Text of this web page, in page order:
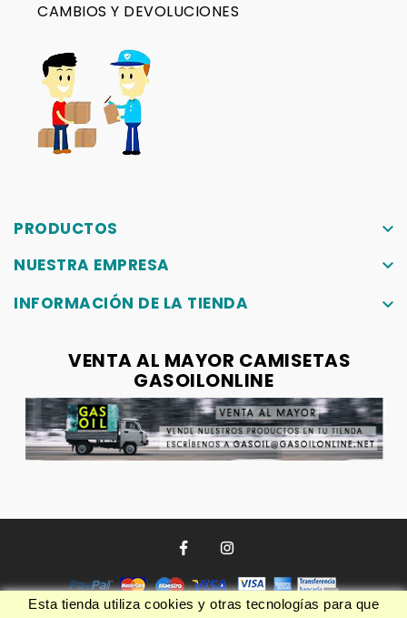
Esta tienda utiliza cookies y otras tecnologías para que
CAMBIOS Y DEVOLUCIONES
PRODUCTOS
keyboard_arrow_down
NUESTRA EMPRESA
keyboard_arrow_down
INFORMACIÓN DE LA TIENDA
keyboard_arrow_down
VENTA AL MAYOR CAMISETAS
GASOILONLINE